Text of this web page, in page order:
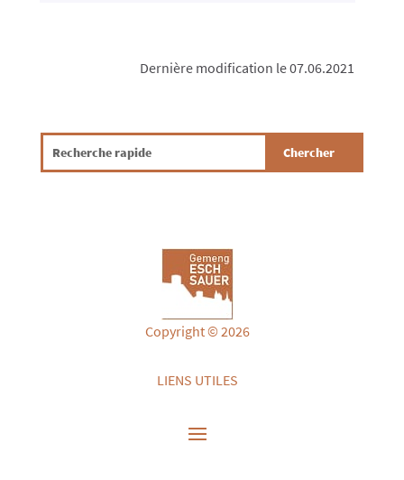
Dernière modification le 07.06.2021
Copyright © 2026
LIENS UTILES